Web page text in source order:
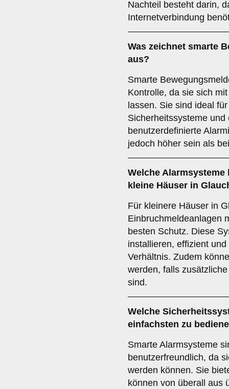
Nachteil besteht darin,
Internetverbindung
Was zeichnet smarte
aus?
Smarte
Kontrolle, da sie sich
lassen. Sie sind ideal
Sicherheitssysteme und
benutzerdefinierte
jedoch höher sein als
Welche Alarmsysteme
kleine Häuser in
Für kleinere Häuser in
Einbruchmeldeanlagen
besten Schutz. Diese
installieren, effizient
Verhältnis. Zudem
werden, falls
sind.
Welche
einfachsten zu
Smarte Alarmsysteme
benutzerfreundlich, da
werden können. Sie
können von überall aus